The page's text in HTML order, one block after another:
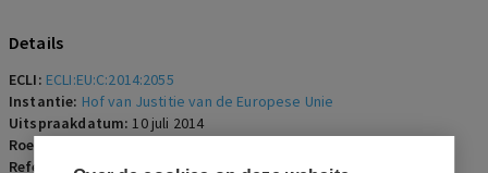
Details
ECLI: ECLI:EU:C:2014:2055
Instantie: Hof van Justitie van de Europese Unie
Uitspraakdatum:10 juli 2014
Roepnaam:
Referentienummer:
AR-2014-0615